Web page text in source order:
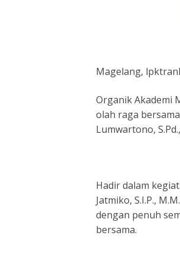
Magelang,
Organik Akademi
olah raga
Lumwartono,
Hadir dalam
Jatmiko, S.I.P.,
dengan penuh
bersama.